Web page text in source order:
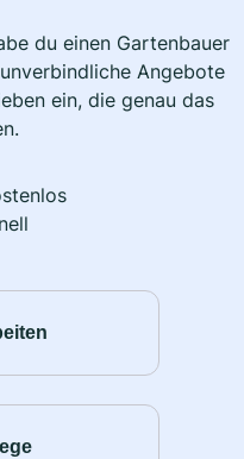
du einen Gartenbauer
Angebote
ein, die genau das